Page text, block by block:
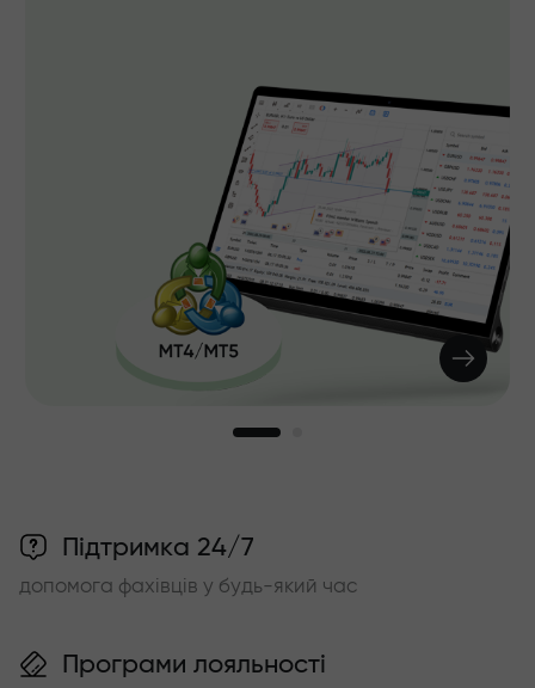
Підтримка 24/7
допомога фахівців у будь-який час
Програми лояльності